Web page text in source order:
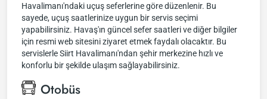
Havalimanı'ndaki uçuş seferlerine göre düzenlenir. Bu
sayede, uçuş saatlerinize uygun bir servis seçimi
yapabilirsiniz. Havaş'ın güncel sefer saatleri ve diğer bilgiler
için resmi web sitesini ziyaret etmek faydalı olacaktır. Bu
servislerle Siirt Havalimanı'ndan şehir merkezine hızlı ve
konforlu bir şekilde ulaşım sağlayabilirsiniz.
Otobüs